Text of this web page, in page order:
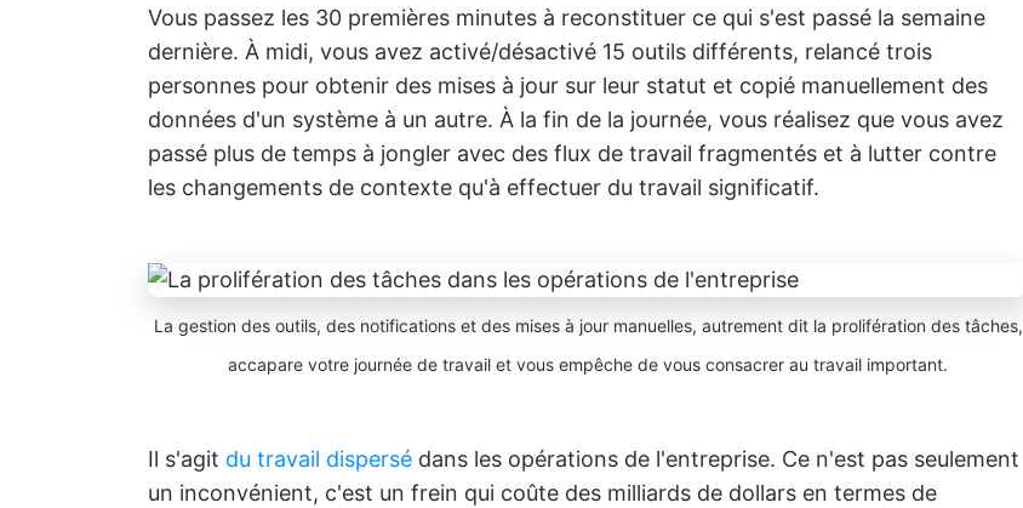
Vous passez les 30 premières minutes à reconstituer ce qui s'est passé la semaine
dernière. À midi, vous avez activé/désactivé 15 outils différents, relancé trois
personnes pour obtenir des mises à jour sur leur statut et copié manuellement des
données d'un système à un autre. À la fin de la journée, vous réalisez que vous avez
passé plus de temps à jongler avec des flux de travail fragmentés et à lutter contre
les changements de contexte qu'à effectuer du travail significatif.
La gestion des outils, des notifications et des mises à jour manuelles, autrement dit la prolifération des tâches,
accapare votre journée de travail et vous empêche de vous consacrer au travail important.
Il s'agit du travail dispersé dans les opérations de l'entreprise. Ce n'est pas seulement
un inconvénient, c'est un frein qui coûte des milliards de dollars en termes de